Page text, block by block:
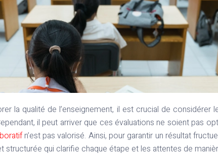
il peut arriver que ces évaluations ne soient pas
n’est pas valorisé. Ainsi, pour garantir un résultat
structurée qui clarifie chaque étape et les attentes de